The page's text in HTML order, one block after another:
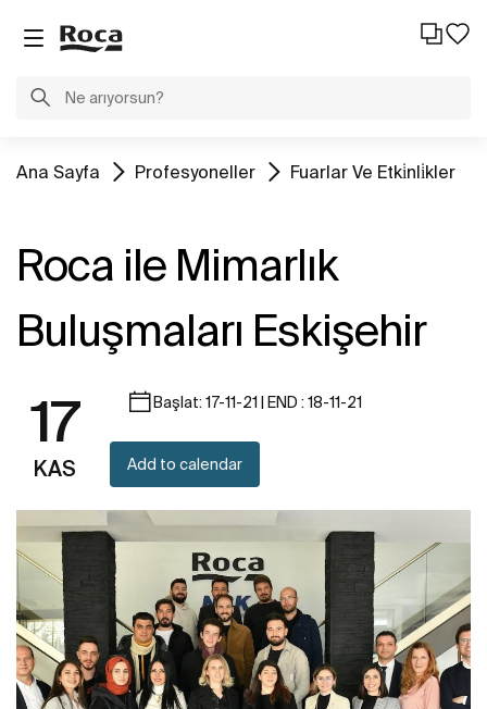
Ana Sayfa Profesyoneller Fuarlar Ve Etki̇nli̇kler
Roca ile Mimarlık
Buluşmaları Eskişehir
17
KAS
Başlat: 17-11-21 | END : 18-11-21
Add to calendar